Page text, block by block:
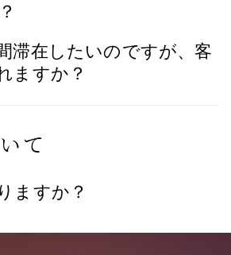
滞在したいのですが、客
ますか？
て
ますか？